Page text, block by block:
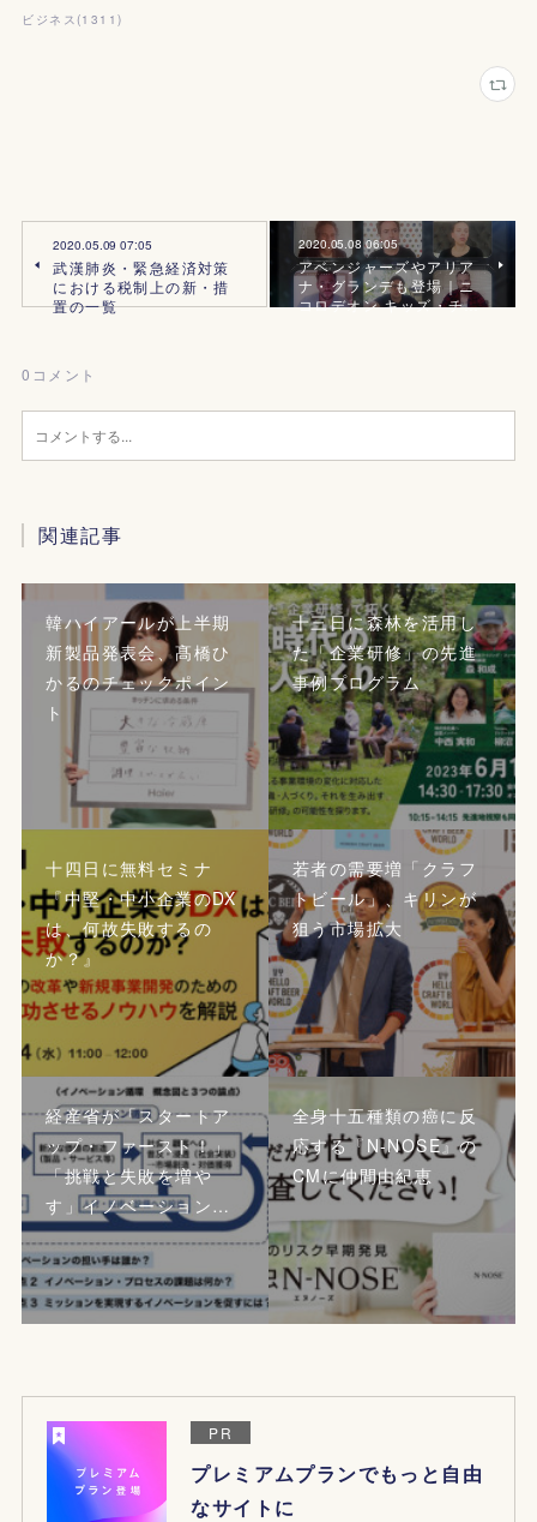
ビジネス (1311 )
2020.05.09 07:05
武漢肺炎・緊急経済対策
における税制上の新・措
置の一覧
2020.05.08 06:05
アベンジャーズやアリア
ナ・グランデも登場｜ニ
コロデオン キッズ・チ…
0 コメント
関連記事
韓ハイアールが上半期
新製品発表会、髙橋ひ
かるのチェックポイン
ト
十三日に森林を活用し
た「企業研修」の先進
事例プログラム
十四日に無料セミナ
『中堅・中小企業のDX
は、何故失敗するの
か？』
若者の需要増「クラフ
トビール」、キリンが
狙う市場拡大
経産省が「スタートア
ップ・ファースト！」
「挑戦と失敗を増や
す」イノベーション…
全身十五種類の癌に反
応する『N-NOSE』の
CMに仲間由紀恵
PR
プレミアムプランでもっと自由
なサイトに